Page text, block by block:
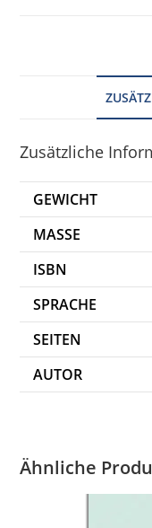
Zusätzliche
GEWICHT
MASSE
ISBN
SPRACHE
SEITEN
AUTOR
Ähnliche